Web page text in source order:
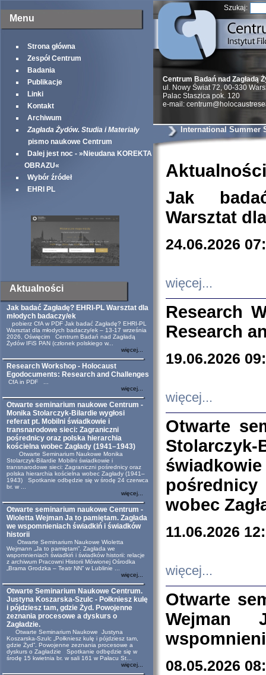
Menu
Strona główna
Zespół Centrum
Badania
Publikacje
Linki
Kontakt
Archiwum
Zagłada Żydów. Studia i Materiały
pismo naukowe Centrum
Dalej jest noc - »Nieudana KOREKTA
OBRAZU«
Wybór źródeł
EHRI PL
Aktualności
Jak badać Zagładę? EHRI-PL Warsztat dla
młodych badaczy/ek
pobierz CfA w PDF Jak badać Zagładę? EHRI-PL
Warsztat dla młodych badaczy/ek – 13-17 września
2026, Oświęcim Centrum Badań nad Zagładą
Żydów IFiS PAN (członek polskiego w...
więcej...
Research Workshop - Holocaust
Egodocuments: Research and Challenges
CfA in PDF ...
więcej...
Otwarte seminarium naukowe Centrum -
Monika Stolarczyk-Bilardie wygłosi
referat pt. Mobilni świadkowie i
transnarodowe sieci: Zagraniczni
pośrednicy oraz polska hierarchia
kościelna wobec Zagłady (1941–1943)
Otwarte Seminarium Naukowe Monika
Stolarczyk-Bilardie Mobilni świadkowie i
transnarodowe sieci: Zagraniczni pośrednicy oraz
polska hierarchia kościelna wobec Zagłady (1941–
1943) Spotkanie odbędzie się w środę 24 czerwca
br. w ...
więcej...
Otwarte seminarium naukowe Centrum -
Wioletta Wejman Ja to pamiętam. Zagłada
we wspomnieniach świadkiń i świadków
historii
Otwarte Seminarium Naukowe Wioletta
Wejmann „Ja to pamiętam”. Zagłada we
wspomnieniach świadkiń i świadków historii: relacje
z archiwum Pracowni Historii Mówionej Ośrodka
„Brama Grodzka – Teatr NN” w Lublinie ...
więcej...
Otwarte Seminarium Naukowe Centrum.
Justyna Koszarska-Szulc - Połkniesz kulę
i pójdziesz tam, gdzie Żyd. Powojenne
zeznania procesowe a dyskurs o
Zagładzie.
Otwarte Seminarium Naukowe Justyna
Koszarska-Szulc „Połkniesz kulę i pójdziesz tam,
gdzie Żyd”. Powojenne zeznania procesowe a
dyskurs o Zagładzie Spotkanie odbędzie się w
środę 15 kwietnia br. w sali 161 w Pałacu St...
więcej...
Szukaj:
Centrum Badań nad Zagładą
ul. Nowy Świat 72, 00-330
Palac Staszica pok. 120
e-mail:
International Summer
Aktualności
Jak
Warsztat
24.06.2026
więcej...
Research
Research
19.06.2026
więcej...
Otwarte
wobec
11.06.2026
więcej...
Otwarte
Wejman
08.05.2026